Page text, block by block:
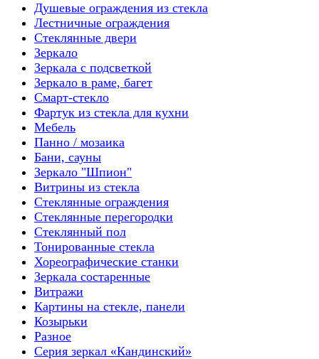
Душевые ограждения из стекла
Лестничные ограждения
Стеклянные двери
Зеркало
Зеркала с подсветкой
Зеркало в раме, багет
Смарт-стекло
Фартук из стекла для кухни
Мебель
Панно / мозаика
Бани, сауны
Зеркало "Шпион"
Витрины из стекла
Стеклянные ограждения
Стеклянные перегородки
Стеклянный пол
Тонированные стекла
Хореографические станки
Зеркала состаренные
Витражи
Картины на стекле, панели
Козырьки
Разное
Серия зеркал «Кандинский»